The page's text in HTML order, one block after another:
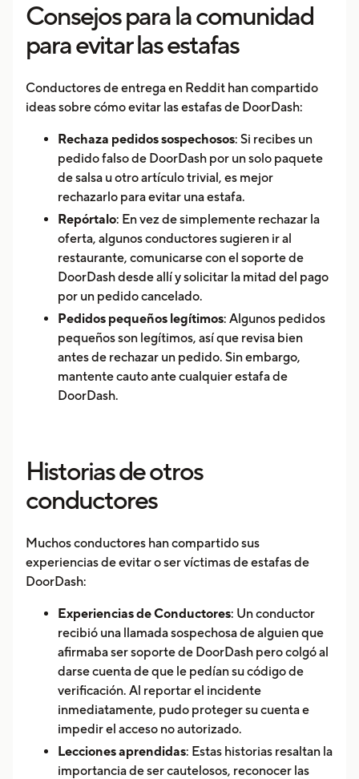
Consejos para la comunidad
para evitar las estafas
Conductores de entrega en Reddit han compartido
ideas sobre cómo evitar las estafas de DoorDash:
Rechaza pedidos sospechosos: Si recibes un
pedido falso de DoorDash por un solo paquete
de salsa u otro artículo trivial, es mejor
rechazarlo para evitar una estafa.
Repórtalo: En vez de simplemente rechazar la
oferta, algunos conductores sugieren ir al
restaurante, comunicarse con el soporte de
DoorDash desde allí y solicitar la mitad del pago
por un pedido cancelado.
Pedidos pequeños legítimos: Algunos pedidos
pequeños son legítimos, así que revisa bien
antes de rechazar un pedido. Sin embargo,
mantente cauto ante cualquier estafa de
DoorDash.
Historias de otros
conductores
Muchos conductores han compartido sus
experiencias de evitar o ser víctimas de estafas de
DoorDash:
Experiencias de Conductores: Un conductor
recibió una llamada sospechosa de alguien que
afirmaba ser soporte de DoorDash pero colgó al
darse cuenta de que le pedían su código de
verificación. Al reportar el incidente
inmediatamente, pudo proteger su cuenta e
impedir el acceso no autorizado.
Lecciones aprendidas: Estas historias resaltan la
importancia de ser cautelosos, reconocer las